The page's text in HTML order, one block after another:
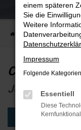
Startseite Unternehmen
Citroën
Jetzt verfügbar
Jetzt
einem späteren
Sie die
Weitere
Impressum
Folgende
Essentiell
Diese